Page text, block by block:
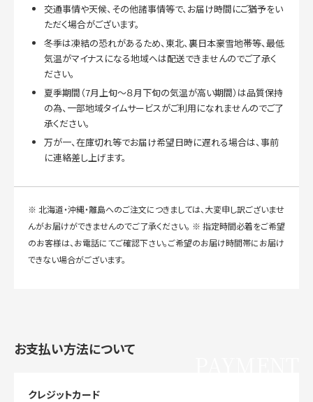
交通事情や天候、その他諸事情等で、お届け時間にご猶予をい
ただく場合がございます。
冬季は凍結の恐れがあるため、東北、裏日本豪雪地帯等、最低
気温がマイナスになる地域へは配送できませんのでご了承く
ださい。
夏季期間（7月上旬～８月下旬の気温が高い期間）は品質保持
の為、一部地域タイムサービスがご利用になれませんのでご了
承ください。
万が一、在庫切れ等でお届け希望日時に遅れる場合は、事前
に連絡差し上げます。
※ 北海道・沖縄・離島へのご注文につきましては、大変申し訳ございませ
んがお届けができませんのでご了承ください。 ※ 指定時間必着をご希望
のお客様は、お電話にてご確認下さい。ご希望のお届け時間帯にお届け
できない場合がございます。
お支払い方法について
クレジットカード